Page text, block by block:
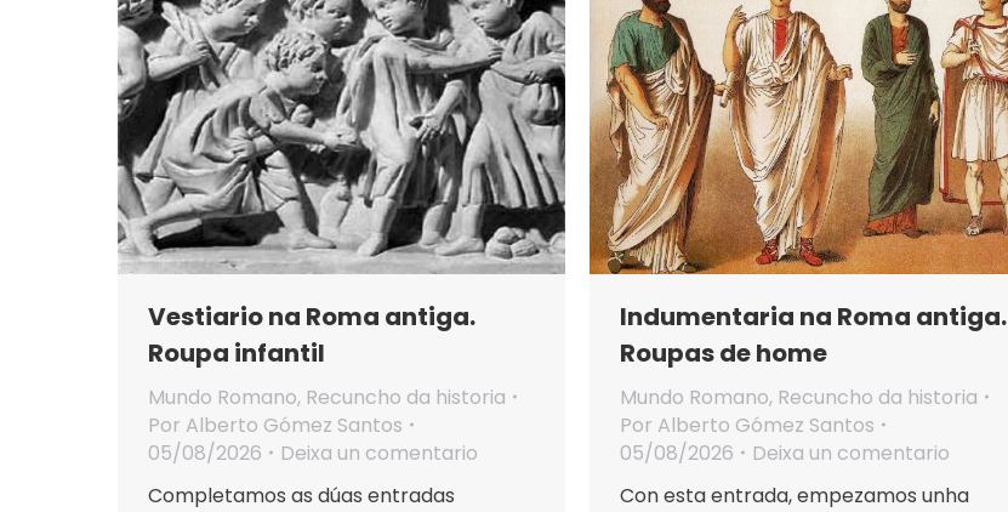
Vestiario na Roma antiga.
Roupa infantil
Mundo Romano, Recuncho da historia
Por Alberto Gómez Santos
05/08/2026
Deixa un comentario
Completamos as dúas entradas
Indumentaria na Roma antiga.
Roupas de home
Mundo Romano, Recuncho da historia
Por Alberto Gómez Santos
05/08/2026
Deixa un comentario
Con esta entrada, empezamos unha